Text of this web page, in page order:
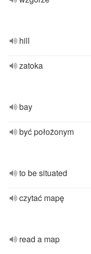
hill
zatoka
bay
być położonym
to be situated
czytać mapę
read a map